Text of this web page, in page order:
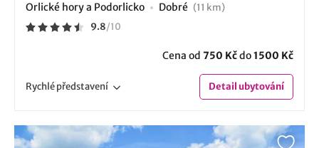
Orlické hory a Podorlicko Dobré (11 km)
9.8/10
Cena od 750 Kčdo1500 Kč
Rychlépředstavení Detailubytování